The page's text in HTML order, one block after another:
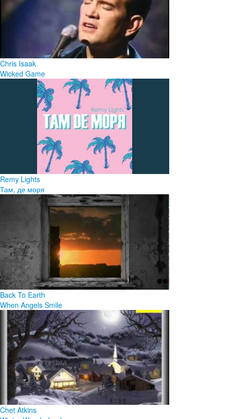
Chris Isaak
Wicked Game
Remy Lights
Там, де моря
Back To Earth
When Angels Smile
Chet Atkins